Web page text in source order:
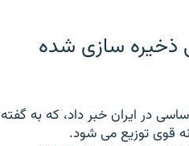
اساسی ذخيره سازی شده
ذخيره سازی ۹۰۰ ميليون تن کالای اساسی در ايران خبر داد، که به گفته
قوی توزيع می شود.